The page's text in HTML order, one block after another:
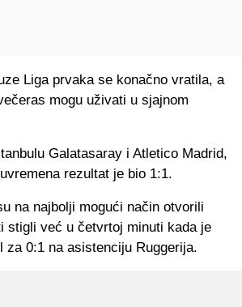
Liga prvaka se konačno vratila, a
mogu uživati u sjajnom
Galatasaray i Atletico Madrid,
rezultat je bio 1:1.
na najbolji mogući način otvorili
stigli već u četvrtoj minuti kada je
za 0:1 na asistenciju Ruggerija.